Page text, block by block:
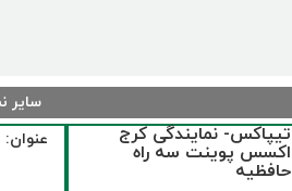
سایر
تیپاکس- نمایندگی کرج
اکسس پوینت سه راه
حافظیه
عنوان: